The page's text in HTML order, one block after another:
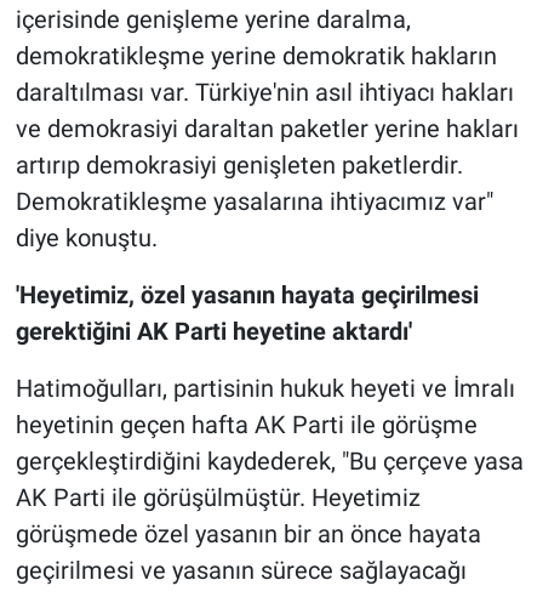
içerisinde genişleme yerine daralma,
demokratikleşme yerine demokratik hakların
daraltılması var. Türkiye'nin asıl ihtiyacı hakları
ve demokrasiyi daraltan paketler yerine hakları
artırıp demokrasiyi genişleten paketlerdir.
Demokratikleşme yasalarına ihtiyacımız var"
diye konuştu.
'Heyetimiz, özel yasanın hayata geçirilmesi
gerektiğini AK Parti heyetine aktardı'
Hatimoğulları, partisinin hukuk heyeti ve İmralı
heyetinin geçen hafta AK Parti ile görüşme
gerçekleştirdiğini kaydederek, "Bu çerçeve yasa
AK Parti ile görüşülmüştür. Heyetimiz
görüşmede özel yasanın bir an önce hayata
geçirilmesi ve yasanın sürece sağlayacağı